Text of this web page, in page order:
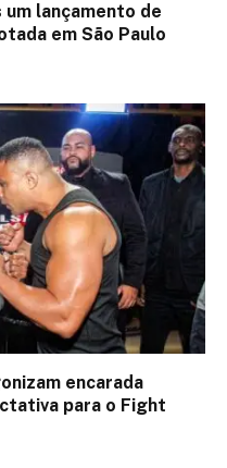
lançamento de
em São Paulo
encarada
para o Fight